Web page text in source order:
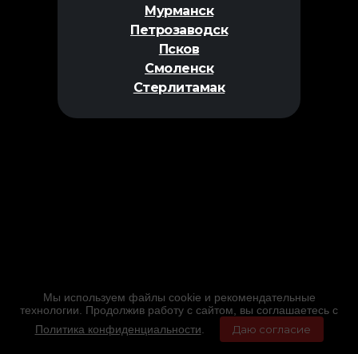
Мурманск
Петрозаводск
Псков
Смоленск
Стерлитамак
Мы используем файлы cookie и рекомендательные
технологии. Продолжив работу с сайтом, вы соглашаетесь с
Политика конфиденциальности
Даю согласие